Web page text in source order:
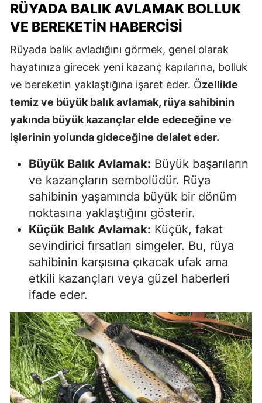
RÜYADA BALIK AVLAMAK BOLLUK
VE BEREKETIN HABERCISI
Rüyada balık avladığını görmek, genel olarak
hayatınıza girecek yeni kazanç kapılarına, bolluk
ve bereketin yaklaştığına işaret eder. Özellikle
temiz ve büyük balık avlamak, rüya sahibinin
yakında büyük kazançlar elde edeceğine ve
işlerinin yolunda gideceğine delalet eder.
Büyük Balık Avlamak: Büyük başarıların
ve kazançların sembolüdür. Rüya
sahibinin yaşamında büyük bir dönüm
noktasına yaklaştığını gösterir.
Küçük Balık Avlamak: Küçük, fakat
sevindirici fırsatları simgeler. Bu, rüya
sahibinin karşısına çıkacak ufak ama
etkili kazançları veya güzel haberleri
ifade eder.